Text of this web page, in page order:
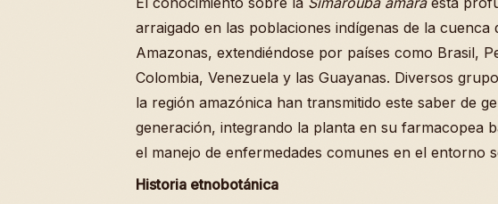
arraigado en las poblaciones indígenas de la cuenca
Amazonas, extendiéndose por países como Brasil,
Colombia, Venezuela y las Guayanas. Diversos
la región amazónica han transmitido este saber de
generación, integrando la planta en su farmacopea
el manejo de enfermedades comunes en el entorno
Historia etnobotánica